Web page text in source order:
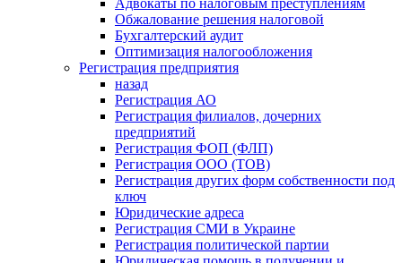
Адвокаты по налоговым преступлениям
Обжалование решения налоговой
Бухгалтерский аудит
Оптимизация налогообложения
Регистрация предприятия
назад
Регистрация АО
Регистрация филиалов, дочерних
предприятий
Регистрация ФОП (ФЛП)
Регистрация ООО (ТОВ)
Регистрация других форм собственности под
ключ
Юридические адреса
Регистрация СМИ в Украине
Регистрация политической партии